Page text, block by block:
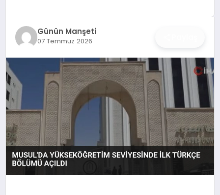
ANA DEMO
MAGAZIN
KRIPTO PARA
GEZI & SEYAHAT
Günün Manşeti
07 Temmuz 2026